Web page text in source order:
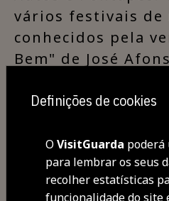
vários festivais de
conhecidos pela
Bem" de José
Esplanada do Café
Entrada gratuita
Org.: CMG/TMG
Definições de cookies
OVisitGuarda poderá
para lembrar os seus
recolher estatísticas
funcionalidade do site